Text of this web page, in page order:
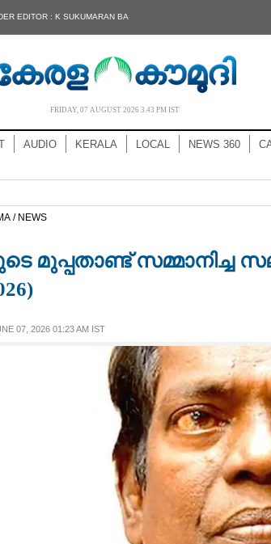
EDITOR : K SUKUMARAN BA
FRIDAY, 07 AUGUST 2026 3.43 PM IST
AUDIO KERALA LOCAL NEWS 360
/ NEWS
മുപ്പതാണ്ട് സമ്മാനിച്ച
07, 2026 01:23 AM IST